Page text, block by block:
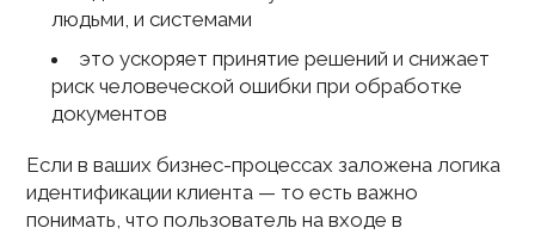
людьми, и системами
это ускоряет принятие решений и снижает
риск человеческой ошибки при обработке
документов
Если в ваших бизнес-процессах заложена логика
идентификации клиента — то есть важно
понимать, что пользователь на входе в